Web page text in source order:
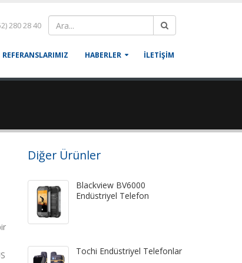
280 28 40
REFERANSLARIMIZ HABERLER İLETİŞİM
Diğer Ürünler
Blackview BV6000
Endüstriyel Telefon
Tochi Endüstriyel Telefonlar